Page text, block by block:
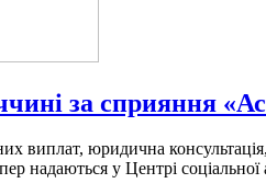
за сприяння
виплат, юридична
надаються у Центрі